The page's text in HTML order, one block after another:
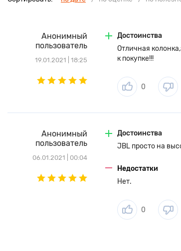
Анонимный
пользователь
19.01.2021 | 18:25
Достоинства
Отличная
к покупке!!!
0
Анонимный
пользователь
06.01.2021 | 00:04
Достоинства
JBL просто на
Недостатки
Нет.
0